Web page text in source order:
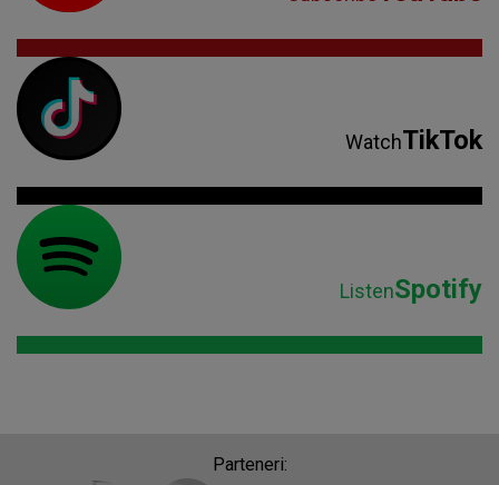
WatchTikTok
ListenSpotify
Parteneri: